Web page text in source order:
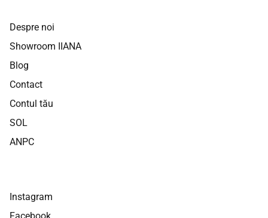
Despre noi
Showroom IIANA
Blog
Contact
Contul tău
SOL
ANPC
Instagram